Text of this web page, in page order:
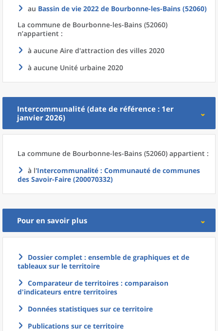
au Bassin de vie 2022 de Bourbonne-les-Bains (52060)
La commune de Bourbonne-les-Bains (52060)
n’appartient :
à aucune Aire d'attraction des villes 2020
à aucune Unité urbaine 2020
Intercommunalité (date de référence : 1er
janvier 2026)
La commune de Bourbonne-les-Bains (52060) appartient :
à l'Intercommunalité : Communauté de communes
des Savoir-Faire (200070332)
Pour en savoir plus
Dossier complet : ensemble de graphiques et de
tableaux sur le territoire
Comparateur de territoires : comparaison
d'indicateurs entre territoires
Données statistiques sur ce territoire
Publications sur ce territoire